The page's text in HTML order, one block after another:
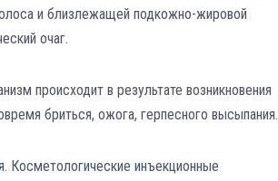
и близлежащей подкожно-жировой
очаг.
происходит в результате возникновения
бриться, ожога, герпесного высыпания.
Косметологические инъекционные